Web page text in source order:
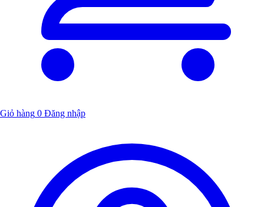
Giỏ hàng 0 Đăng nhập